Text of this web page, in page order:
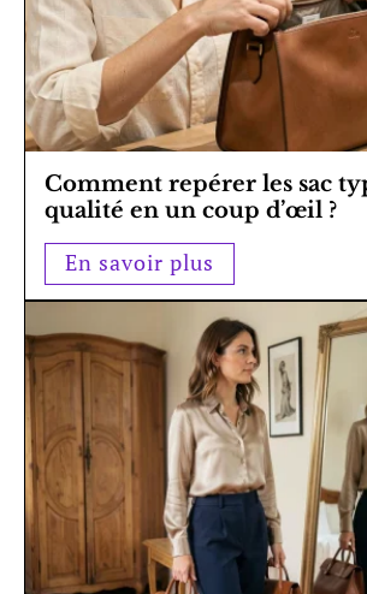
Comment repérer les sac
qualité en un coup d’œil ?
En savoir plus